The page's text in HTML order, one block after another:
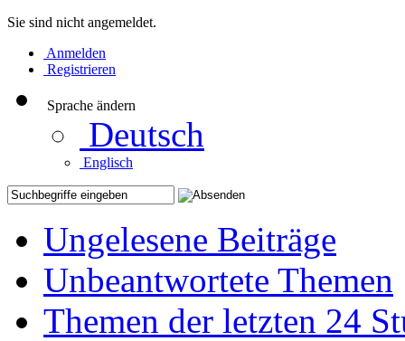
Sie sind nicht angemeldet.
Anmelden
Registrieren
Sprache ändern
Deutsch
Englisch
Ungelesene Beiträge
Unbeantwortete Themen
Themen der letzten 24